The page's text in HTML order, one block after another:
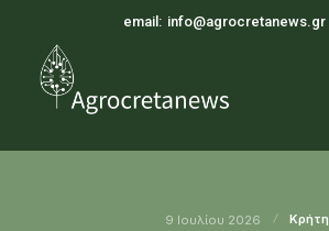
email: info@agrocretanews.gr
9 Ιουλίου 2026 Κρήτη